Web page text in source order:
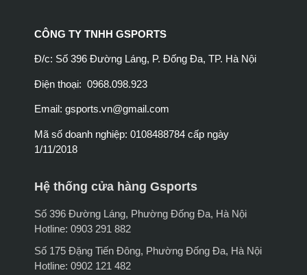
CÔNG TY TNHH GSPORTS
Đ/c: Số 396 Đường Láng, P. Đống Đa, TP. Hà Nội
Điện thoại: 0968.098.923
Email: gsports.vn@gmail.com
Mã số doanh nghiệp: 0108488784 cấp ngày
1/11/2018
Hệ thống cửa hàng Gsports
Số 396 Đường Láng, Phường Đống Đa, Hà Nội
Hotline: 0903 291 882
Số 175 Đặng Tiến Đông, Phường Đống Đa, Hà Nội
Hotline: 0902 121 482